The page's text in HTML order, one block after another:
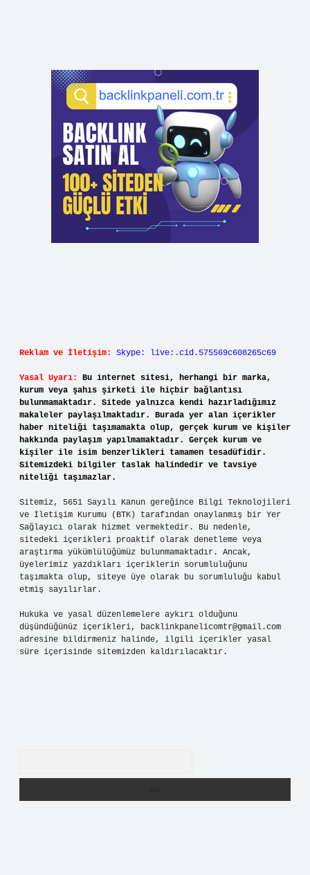
Reklam ve İletişim: Skype: live:.cid.575569c608265c69
Yasal Uyarı:
Bu internet sitesi, herhangi bir marka,
kurum veya şahıs şirketi ile hiçbir bağlantısı
bulunmamaktadır. Sitede yalnızca kendi hazırladığımız
makaleler paylaşılmaktadır. Burada yer alan içerikler
haber niteliği taşımamakta olup, gerçek kurum ve kişiler
hakkında paylaşım yapılmamaktadır. Gerçek kurum ve
kişiler ile isim benzerlikleri tamamen tesadüfidir.
Sitemizdeki bilgiler taslak halindedir ve tavsiye
niteliği taşımazlar.
Sitemiz, 5651 Sayılı Kanun gereğince Bilgi Teknolojileri
ve İletişim Kurumu (BTK) tarafından onaylanmış bir Yer
Sağlayıcı olarak hizmet vermektedir. Bu nedenle,
sitedeki içerikleri proaktif olarak denetleme veya
araştırma yükümlülüğümüz bulunmamaktadır. Ancak,
üyelerimiz yazdıkları içeriklerin sorumluluğunu
taşımakta olup, siteye üye olarak bu sorumluluğu kabul
etmiş sayılırlar.
Hukuka ve yasal düzenlemelere aykırı olduğunu
düşündüğünüz içerikleri, backlinkpanelicomtr@gmail.com
adresine bildirmeniz halinde, ilgili içerikler yasal
süre içerisinde sitemizden kaldırılacaktır.